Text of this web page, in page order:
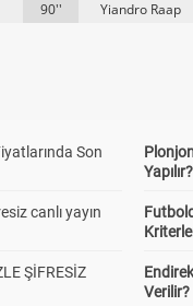
90''
Yiandro Raap
Son
canlı yayın
ŞİFRESİZ
Yapılır?
Verilir?